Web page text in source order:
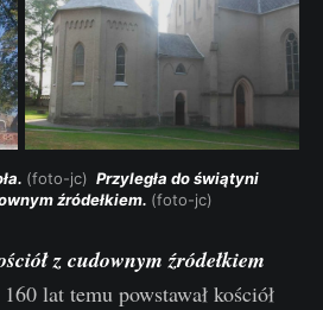
(foto-jc) Przyległa do świątyni
źródełkiem. (foto-jc)
z cudownym źródełkiem
lat temu powstawał kościół